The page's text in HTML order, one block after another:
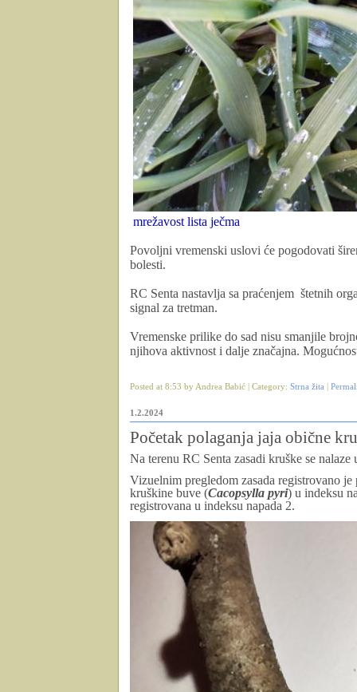
mrežavost lista ječma
Povoljni vremenski uslovi će pogodovati
bolesti.
RC Senta nastavlja sa praćenjem štetnih
signal za tretman.
Vremenske prilike do sad nisu smanjile
njihova aktivnost i dalje značajna.
Posted at 8:53 by Andrea Babić | Category: Strna žita
1.2.2024
Početak polaganja jaja obične
Na terenu RC Senta zasadi kruške se
Vizuelnim pregledom zasada registrovano
kruškine buve (Cacopsylla pyri) u indeksu
registrovana u indeksu napada 2.